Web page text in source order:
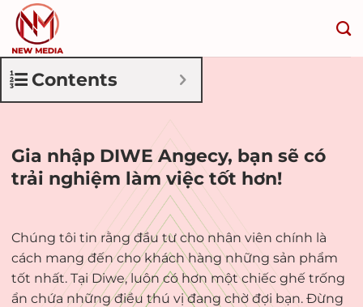
qua
nội
dung Contents
Gia nhập DIWE Angecy, bạn sẽ có
trải nghiệm làm việc tốt hơn!
Chúng tôi tin rằng đầu tư cho nhân viên chính là
cách mang đến cho khách hàng những sản phẩm
tốt nhất. Tại Diwe, luôn có hơn một chiếc ghế trống
ẩn chứa những điều thú vị đang chờ đợi bạn. Đừng